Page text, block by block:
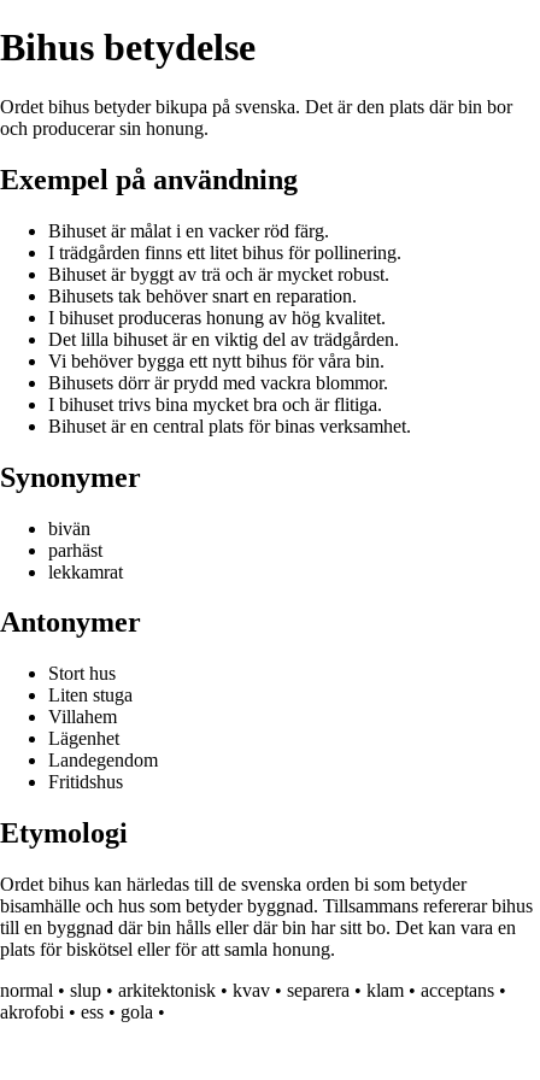
Bihus betydelse
Ordet bihus betyder bikupa på svenska. Det är den plats där bin bor
och producerar sin honung.
Exempel på användning
Bihuset är målat i en vacker röd färg.
I trädgården finns ett litet bihus för pollinering.
Bihuset är byggt av trä och är mycket robust.
Bihusets tak behöver snart en reparation.
I bihuset produceras honung av hög kvalitet.
Det lilla bihuset är en viktig del av trädgården.
Vi behöver bygga ett nytt bihus för våra bin.
Bihusets dörr är prydd med vackra blommor.
I bihuset trivs bina mycket bra och är flitiga.
Bihuset är en central plats för binas verksamhet.
Synonymer
bivän
parhäst
lekkamrat
Antonymer
Stort hus
Liten stuga
Villahem
Lägenhet
Landegendom
Fritidshus
Etymologi
Ordet bihus kan härledas till de svenska orden bi som betyder
bisamhälle och hus som betyder byggnad. Tillsammans refererar bihus
till en byggnad där bin hålls eller där bin har sitt bo. Det kan vara en
plats för biskötsel eller för att samla honung.
normal • slup • arkitektonisk • kvav • separera • klam • acceptans •
akrofobi • ess • gola •